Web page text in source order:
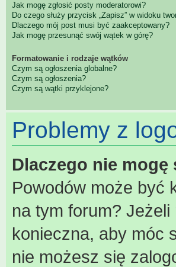
Jak mogę zgłosić posty moderatorowi?
Do czego służy przycisk „Zapisz” w widoku
Dlaczego mój post musi być zaakceptowany?
Jak mogę przesunąć swój wątek w górę?
Formatowanie i rodzaje wątków
Czym są ogłoszenia globalne?
Czym są ogłoszenia?
Czym są wątki przyklejone?
Problemy z
Dlaczego nie
Powodów może być
na tym forum?
konieczna, aby móc
nie możesz się